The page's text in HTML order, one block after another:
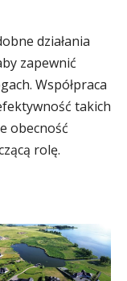
działania
zapewnić
Współpraca
takich
obecność
rolę.